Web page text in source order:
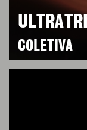
COLETIVA